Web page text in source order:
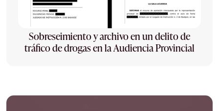
Sobreseimiento y archivo en un delito de
tráfico de drogas en la Audiencia Provincial